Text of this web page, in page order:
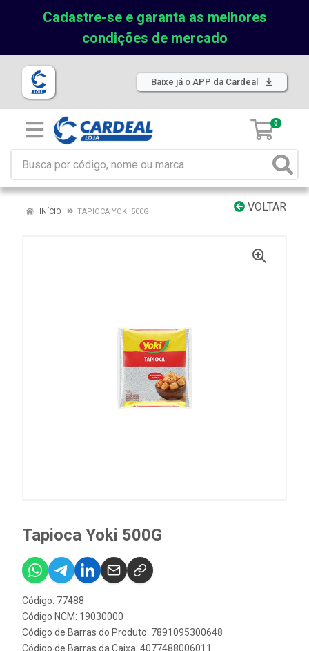
Cadastre-se e garanta as melhores
condições de mercado
Baixe já o APP da Cardeal
0
VOLTAR
INÍCIO TAPIOCA YOKI 500G
Tapioca Yoki 500G
Código: 77488
Código NCM: 19030000
Código de Barras do Produto: 7891095300648
Código de Barras da Caixa: 4077488006011